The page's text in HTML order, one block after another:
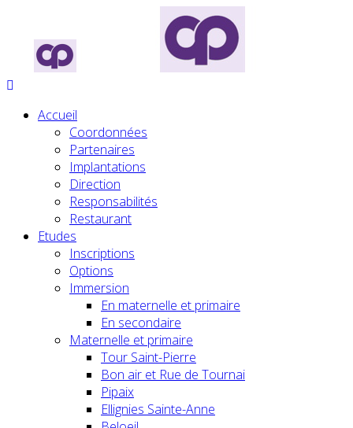
Accueil
Coordonnées
Partenaires
Implantations
Direction
Responsabilités
Restaurant
Etudes
Inscriptions
Options
Immersion
En maternelle et primaire
En secondaire
Maternelle et primaire
Tour Saint-Pierre
Bon air et Rue de Tournai
Pipaix
Ellignies Sainte-Anne